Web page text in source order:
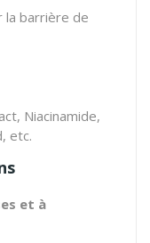
la barrière de
Niacinamide,
etc.
et à